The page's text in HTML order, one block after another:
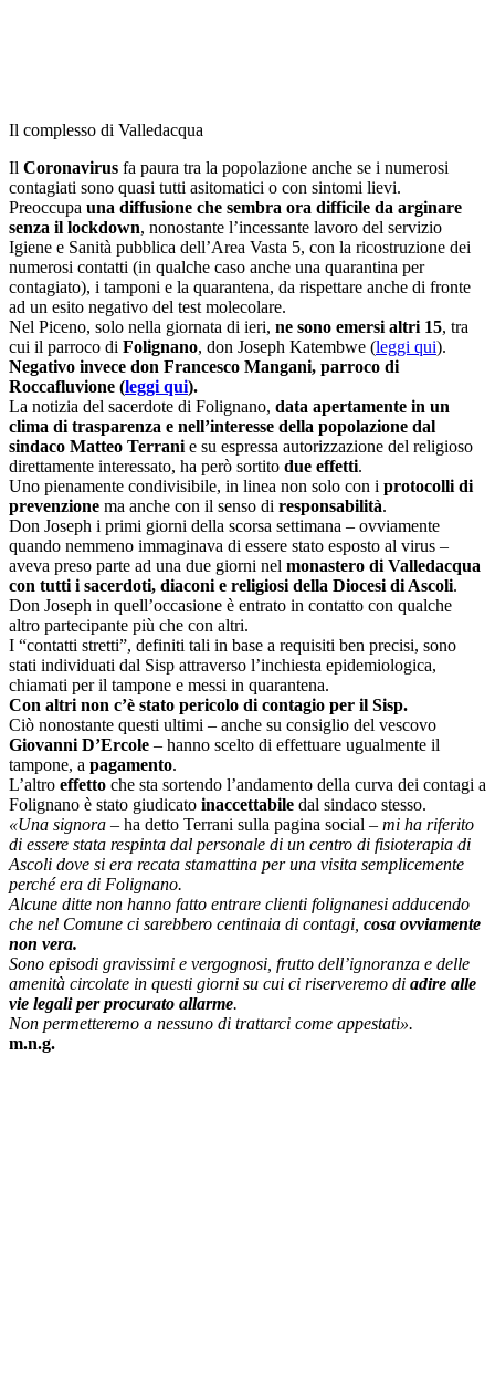
Il complesso di Valledacqua
Il Coronavirus fa paura tra la popolazione anche se i numerosi
contagiati sono quasi tutti asitomatici o con sintomi lievi.
Preoccupa una diffusione che sembra ora difficile da arginare
senza il lockdown, nonostante l’incessante lavoro del servizio
Igiene e Sanità pubblica dell’Area Vasta 5, con la ricostruzione dei
numerosi contatti (in qualche caso anche una quarantina per
contagiato), i tamponi e la quarantena, da rispettare anche di fronte
ad un esito negativo del test molecolare.
Nel Piceno, solo nella giornata di ieri, ne sono emersi altri 15, tra
cui il parroco di Folignano, don Joseph Katembwe (leggi qui).
Negativo invece don Francesco Mangani, parroco di
Roccafluvione (leggi qui).
La notizia del sacerdote di Folignano, data apertamente in un
clima di trasparenza e nell’interesse della popolazione dal
sindaco Matteo Terrani e su espressa autorizzazione del religioso
direttamente interessato, ha però sortito due effetti.
Uno pienamente condivisibile, in linea non solo con i protocolli di
prevenzione ma anche con il senso di responsabilità.
Don Joseph i primi giorni della scorsa settimana – ovviamente
quando nemmeno immaginava di essere stato esposto al virus –
aveva preso parte ad una due giorni nel monastero di Valledacqua
con tutti i sacerdoti, diaconi e religiosi della Diocesi di Ascoli.
Don Joseph in quell’occasione è entrato in contatto con qualche
altro partecipante più che con altri.
I “contatti stretti”, definiti tali in base a requisiti ben precisi, sono
stati individuati dal Sisp attraverso l’inchiesta epidemiologica,
chiamati per il tampone e messi in quarantena.
Con altri non c’è stato pericolo di contagio per il Sisp.
Ciò nonostante questi ultimi – anche su consiglio del vescovo
Giovanni D’Ercole – hanno scelto di effettuare ugualmente il
tampone, a pagamento.
L’altro effetto che sta sortendo l’andamento della curva dei contagi a
Folignano è stato giudicato inaccettabile dal sindaco stesso.
«Una signora – ha detto Terrani sulla pagina social – mi ha riferito
di essere stata respinta dal personale di un centro di fisioterapia di
Ascoli dove si era recata stamattina per una visita semplicemente
perché era di Folignano.
Alcune ditte non hanno fatto entrare clienti folignanesi adducendo
che nel Comune ci sarebbero centinaia di contagi, cosa ovviamente
non vera.
Sono episodi gravissimi e vergognosi, frutto dell’ignoranza e delle
amenità circolate in questi giorni su cui ci riserveremo di adire alle
vie legali per procurato allarme.
Non permetteremo a nessuno di trattarci come appestati».
m.n.g.